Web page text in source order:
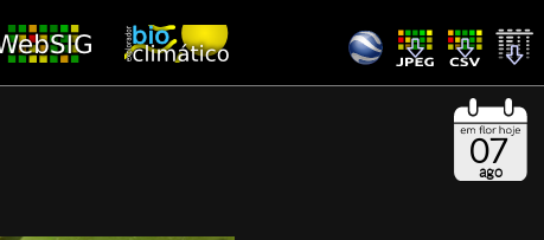
07
ago